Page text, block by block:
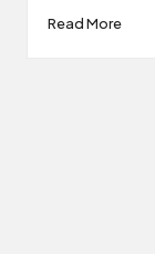
Read More